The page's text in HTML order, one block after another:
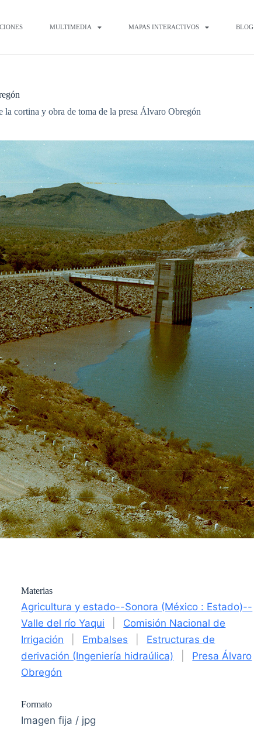
MULTIMEDIA MAPAS INTERACTIVOS BLOG
la cortina y obra de toma de la presa Álvaro Obregón
Materias
Agricultura y estado--Sonora (México : Estado)--
Valle del río Yaqui
Comisión Nacional de
Irrigación
Embalses
Estructuras de
derivación (Ingeniería hidraúlica)
Presa Álvaro
Obregón
Formato
Imagen fija / jpg